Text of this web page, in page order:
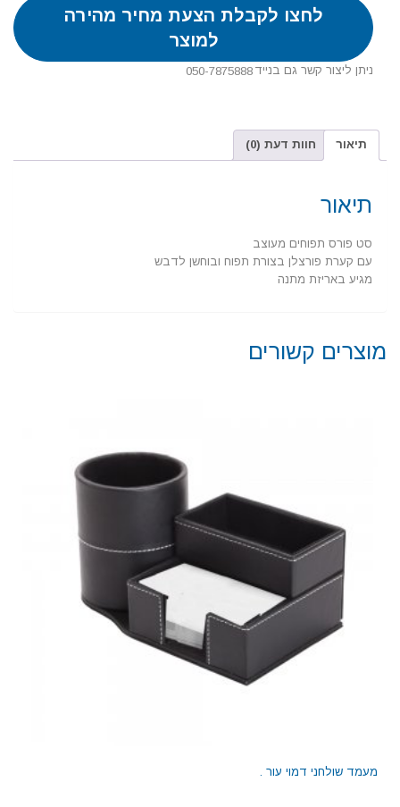
ניתן ליצור קשר גם בנייד
לחצו לקבלת הצעת מחיר מהירה
למוצר
050-7875888
תיאור חוות דעת (0)
תיאור
סט פורס תפוחים מעוצב
עם קערת פורצלן בצורת תפוח ובוחשן לדבש
מגיע באריזת מתנה
מוצרים קשורים
מעמד שולחני דמוי עור .